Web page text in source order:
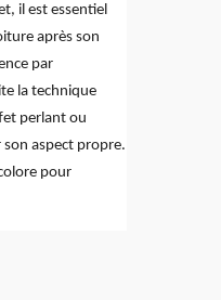
il est essentiel
après son
par
la technique
perlant ou
aspect propre.
pour